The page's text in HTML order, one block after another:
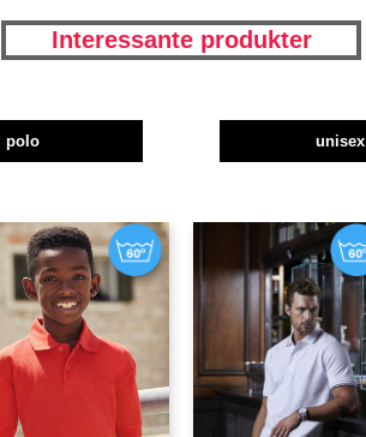
Interessante produkter
polo unisex